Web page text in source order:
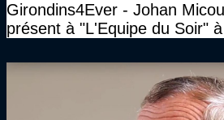
Girondins4Ever - Johan
présent à "L'Equipe du Soir"